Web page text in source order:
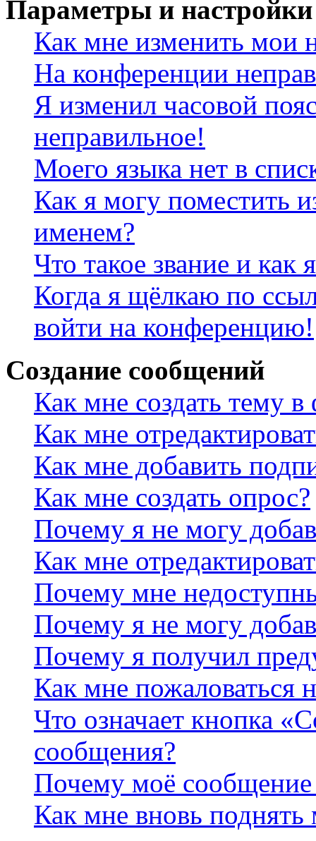
Параметры и настройки
Как мне изменить мои
На конференции
Я изменил часовой
неправильное!
Моего языка нет в
Как я могу поместить
именем?
Что такое звание и как
Когда я щёлкаю по
войти на конференцию!
Создание сообщений
Как мне создать тему
Как мне
Как мне добавить
Как мне создать опрос?
Почему я не могу
Как мне
Почему мне
Почему я не могу
Почему я получил
Как мне пожаловаться
Что означает кнопка
сообщения?
Почему моё сообщение
Как мне вновь